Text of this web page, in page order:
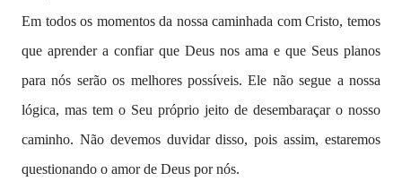
Em todos os momentos da nossa caminhada com Cristo, temos
que aprender a confiar que Deus nos ama e que Seus planos
para nós serão os melhores possíveis. Ele não segue a nossa
lógica, mas tem o Seu próprio jeito de desembaraçar o nosso
caminho. Não devemos duvidar disso, pois assim, estaremos
questionando o amor de Deus por nós.